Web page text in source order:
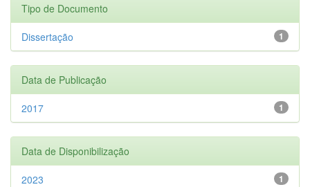
Tipo de Documento
1
Dissertação
Data de Publicação
1
2017
Data de Disponibilização
1
2023